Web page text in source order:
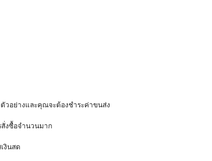
อย่างและคุณจะต้องชำระค่าขนส่ง
สั่งซื้อจำนวนมาก
งินสด